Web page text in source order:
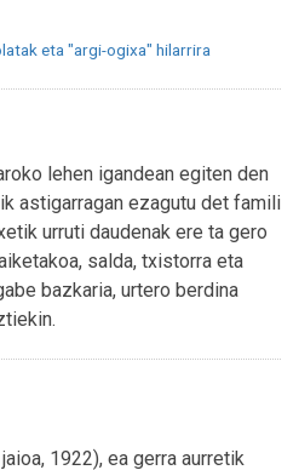
eta "argi-ogixa" hilarrira
lehen igandean egiten den
astigarragan ezagutu det famili
urruti daudenak ere ta gero
salda, txistorra eta
bazkaria, urtero berdina
1922), ea gerra aurretik